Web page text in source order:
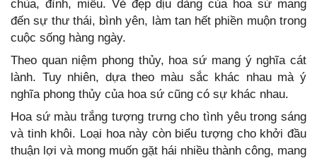
chùa, đình, miếu. Vẻ đẹp dịu dàng của hoa sứ mang
đến sự thư thái, bình yên, làm tan hết phiền muộn trong
cuộc sống hàng ngày.
Theo quan niệm phong thủy, hoa sứ mang ý nghĩa cát
lành. Tuy nhiên, dựa theo màu sắc khác nhau mà ý
nghĩa phong thủy của hoa sứ cũng có sự khác nhau.
Hoa sứ màu trắng tượng trưng cho tình yêu trong sáng
và tinh khôi. Loại hoa này còn biểu tượng cho khởi đầu
thuận lợi và mong muốn gặt hái nhiều thành công, mang